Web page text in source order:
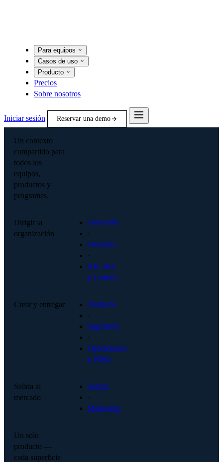
Para equipos
Casos de uso
Producto
Precios
Sobre nosotros
Iniciar sesión Reservar una demo
Un contexto
compartido para
todos los
equipos,
productos y
programas.
Dirigir la
organización
Dirección
·
Finanzas
·
RR. HH.
y Cultura
Crear y entregar
Producto
·
Ingeniería
·
Operaciones
y PMO
Salida al
mercado
Ventas
·
Marketing
Un solo
producto —
cada superficie